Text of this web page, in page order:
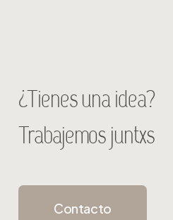
¿Tienes una idea?
Trabajemos juntxs
Contacto